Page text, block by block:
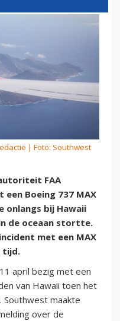
| Foto: Southwest
FAA
Boeing 737 MAX
onlangs bij Hawaii
de oceaan stortte.
met een MAX
tijd.
april bezig met een
van Hawaii toen het
Southwest maakte
over de